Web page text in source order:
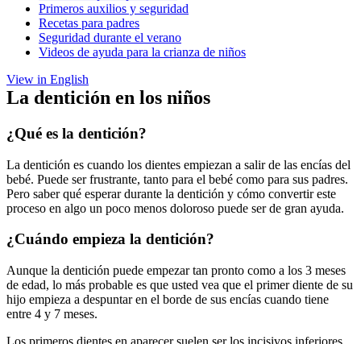
Primeros auxilios y seguridad
Recetas para padres
Seguridad durante el verano
Videos de ayuda para la crianza de niños
View in English
La dentición en los niños
¿Qué es la dentición?
La dentición es cuando los dientes empiezan a salir de las encías del
bebé. Puede ser frustrante, tanto para el bebé como para sus padres.
Pero saber qué esperar durante la dentición y cómo convertir este
proceso en algo un poco menos doloroso puede ser de gran ayuda.
¿Cuándo empieza la dentición?
Aunque la dentición puede empezar tan pronto como a los 3 meses
de edad, lo más probable es que usted vea que el primer diente de su
hijo empieza a despuntar en el borde de sus encías cuando tiene
entre 4 y 7 meses.